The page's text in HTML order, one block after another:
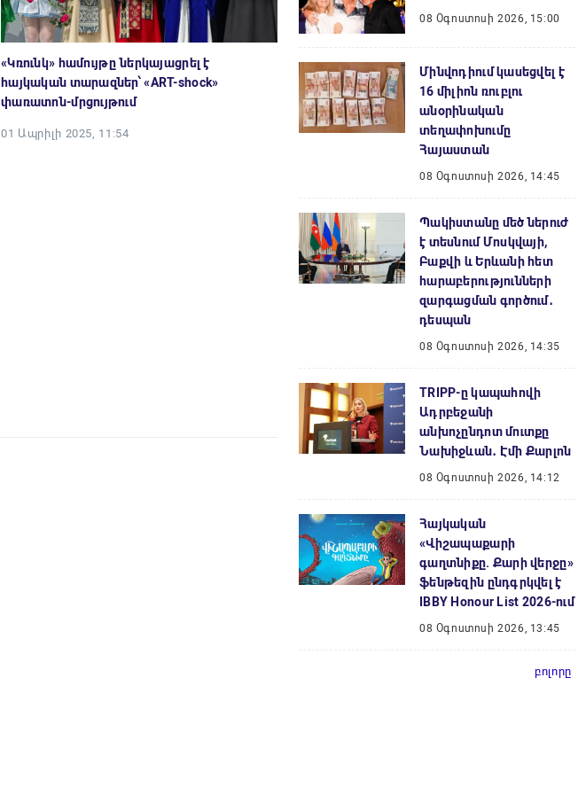
«Կռունկ» համույթը ներկայացրել է
հայկական տարազներ՝ «ART-shock»
փառատոն-մրցույթում
01 Ապրիլի 2025, 11:54
08 Օգոստոսի 2026, 15:00
Մինվոդիում կասեցվել է
16 միլիոն ռուբլու
անօրինական
տեղափոխումը
Հայաստան
08 Օգոստոսի 2026, 14:45
Պակիստանը մեծ ներուժ
է տեսնում Մոսկվայի,
Բաքվի և Երևանի հետ
հարաբերությունների
զարգացման գործում․
դեսպան
08 Օգոստոսի 2026, 14:35
TRIPP-ը կապահովի
Ադրբեջանի
անխոչընդոտ մուտքը
Նախիջևան․ Էմի Քարլոն
08 Օգոստոսի 2026, 14:12
Հայկական
«Վիշապաքարի
գաղտնիքը. Քարի վերջը»
ֆենթեզին ընդգրկվել է
IBBY Honour List 2026-ում
08 Օգոստոսի 2026, 13:45
բոլորը